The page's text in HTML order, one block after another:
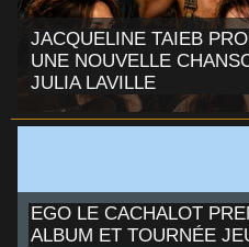
JACQUELINE TAIEB
UNE NOUVELLE
JULIA LAVILLE
EGO LE CACHALOT
ALBUM ET TOURNÉE